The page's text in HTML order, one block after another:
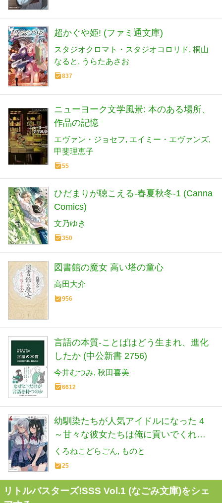
超かぐや姫! (ファミ通文庫)
スタジオクロマト・スタジオコロリド 桐山
なると
うらたあさお
837
ニューヨーク文学風景: 本のある場所、
作品の記憶
エヴァン・ジョセフ
エイミー・エヴァンズ
甲斐理恵子
55
ひだまりが聴こえる-春夏秋冬-1 (Canna
Comics)
文乃ゆき
350
図書館の魔女 高い塔の童心
高田大介
956
言語の本質-ことばはどう生まれ、進化
したか (中公新書 2756)
今井むつみ 秋田喜美
6612
幼馴染たちが人気アイドルになった 4
～甘々な彼女たちは俺に貢いでくれて
いる～ (オーバーラップ文庫)
くろねこどらごん ものと
25
リトルバスターズ!SSS Vol.1 (なごみ文庫)をシェ